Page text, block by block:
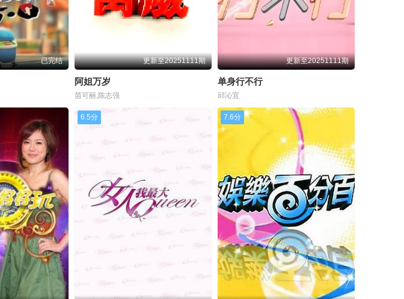
20241009 20241010 20241014
20241015
20241023
20241107 20241111
20241121 20241125
20241204 20241209
20241210
20241218
20241224
20250102 20250106 20250107
20250108
20250116 20250120 20250121
20250122
20250220 20250224 20250225
20250226
20250306 20250311
20250312
20250320 20250325
20250326
已完结 更新至20251111期
阿姐万岁
苗可丽,陈志强
更新至20251111期
单身行不行
邱沁宜
6.5分 7.6分